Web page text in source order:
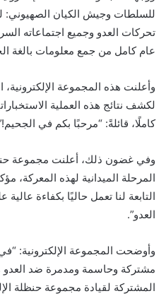
للسلطات وجيش الكيان الصهيوني:
تحركات العدو وجميع اجتماعاته
عام كامل من جمع معلومات بالغة
وأعلنت هذه المجموعة
لكشف نتائج هذه العملية
كاملًا، قائلةً: “مرحبًا بكم في
وفي غضون ذلك، أعلنت مجموعة
المرحلة الميدانية لهذه المعركة،
التابعة لنا تعمل حاليًا بكفاءة
العدو”.
وأوضحت المجموعة الإلكترونية:
مشتركة وحاسمة ومدمرة ضد العدو
المشتركة لقيادة مجموعة حنظلة